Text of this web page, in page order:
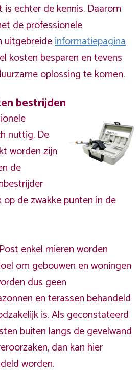
echter de kennis. Daarom
de professionele
uitgebreideinformatiepagina
kosten besparen en tevens
oplossing te komen.
bestrijden
nuttig. De
worden zijn
de
de zwakke punten in de
enkel mieren worden
om gebouwen en woningen
dus geen
en terassen behandeld
is. Als geconstateerd
buiten langs de gevelwand
dan kan hier
worden.